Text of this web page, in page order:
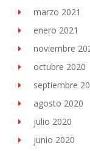
marzo 2021
enero 2021
noviembre
octubre 2020
septiembre
agosto 2020
julio 2020
junio 2020